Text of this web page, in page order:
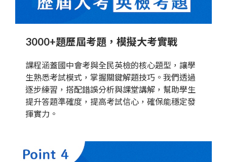
3000+題歷屆考題，模擬大考實戰
課程涵蓋國中會考與全民英檢的核心題型，讓學
生熟悉考試模式，掌握關鍵解題技巧。我們透過
逐步練習，搭配錯誤分析與課堂講解，幫助學生
提升答題準確度，提高考試信心，確保能穩定發
揮實力。